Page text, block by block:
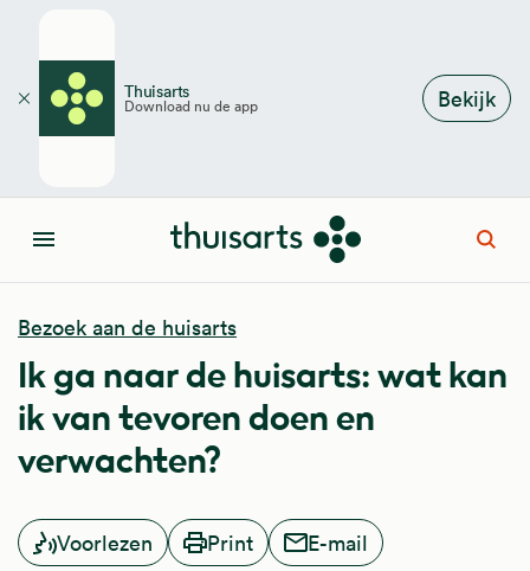
Thuisarts
Download nu de app Bekijk
Sluiten
Menu
Bezoek aan de huisarts
Ik ga naar de huisarts: wat kan
ik van tevoren doen en
verwachten?
Voorlezen Print E-mail